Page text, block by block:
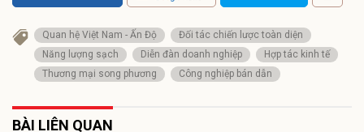
Quan hệ Việt Nam - Ấn Độ
Đối tác chiến lược toàn diện
Năng lượng sạch
Diễn đàn doanh nghiệp
Hợp tác kinh tế
Thương mại song phương
Công nghiệp bán dẫn
BÀI LIÊN QUAN